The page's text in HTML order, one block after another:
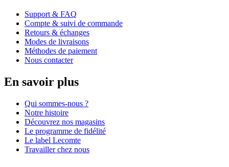
Support & FAQ
Compte & suivi de commande
Retours & échanges
Modes de livraisons
Méthodes de paiement
Nous contacter
En savoir plus
Qui sommes-nous ?
Notre histoire
Découvrez nos magasins
Le programme de fidélité
Le label Lecomte
Travailler chez nous